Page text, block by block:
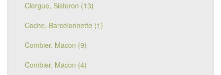
Clergue, Sisteron (13)
Coche, Barcelonnette (1)
Combier, Macon (9)
Combier, Macon (4)